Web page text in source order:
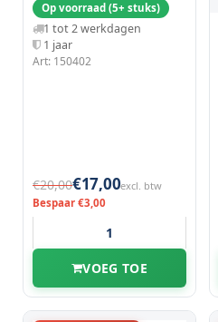
Op voorraad (5+ stuks)
1 tot 2 werkdagen
1 jaar
Art: 150402
€20,00€17,00excl. btw
Bespaar €3,00
VOEG TOE